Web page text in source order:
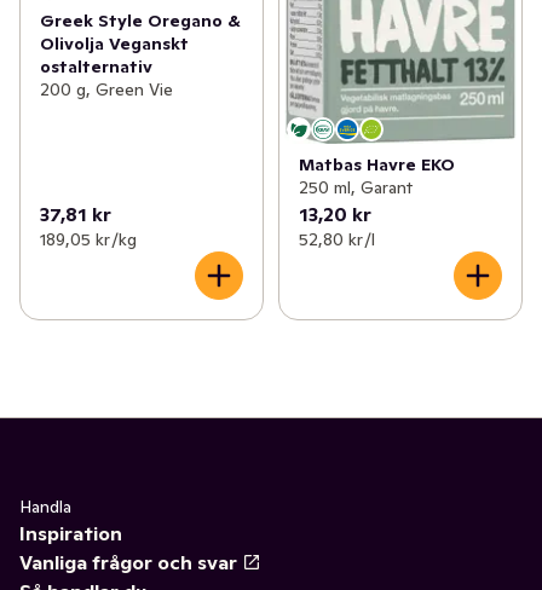
Greek Style Oregano &
Olivolja Veganskt
ostalternativ
200 g, Green Vie
37,81 kr
189,05 kr /kg
Matbas Havre EKO
250 ml, Garant
13,20 kr
52,80 kr /l
Handla
Inspiration
Vanliga frågor och svar